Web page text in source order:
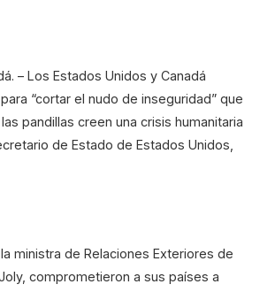
– Los Estados Unidos y Canadá
“cortar el nudo de inseguridad” que
pandillas creen una crisis humanitaria
de Estado de Estados Unidos,
ministra de Relaciones Exteriores de
comprometieron a sus países a